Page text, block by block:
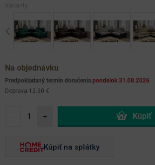
Varianty:
Previous
Na objednávku
Predpokladaný termín doručenia pondelok 31.08.2026
Doprava 12.90 €
- +
Kúpiť na splátky